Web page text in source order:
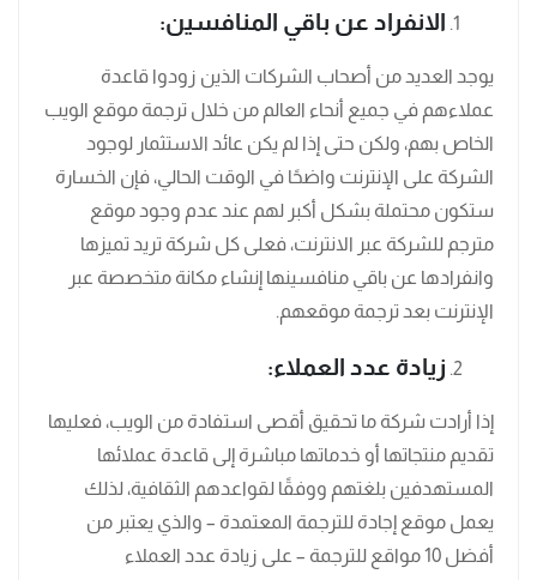
الانفراد عن باقي المنافسين:
يوجد العديد من أصحاب الشركات الذين زودوا قاعدة
عملاءهم في جميع أنحاء العالم من خلال ترجمة موقع الويب
الخاص بهم، ولكن حتى إذا لم يكن عائد الاستثمار لوجود
الشركة على الإنترنت واضحًا في الوقت الحالي، فإن الخسارة
ستكون محتملة بشكل أكبر لهم عند عدم وجود موقع
مترجم للشركة عبر الانترنت، فعلى كل شركة تريد تميزها
وانفرادها عن باقي منافسينها إنشاء مكانة متخصصة عبر
الإنترنت بعد ترجمة موقعهم.
زيادة عدد العملاء:
إذا أرادت شركة ما تحقيق أقصى استفادة من الويب، فعليها
تقديم منتجاتها أو خدماتها مباشرة إلى قاعدة عملائها
المستهدفين بلغتهم ووفقًا لقواعدهم الثقافية، لذلك
يعمل موقع إجادة للترجمة المعتمدة – والذي يعتبر من
أفضل 10 مواقع للترجمة – على زيادة عدد العملاء